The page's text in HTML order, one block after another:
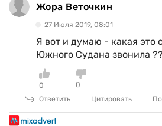
Жора Веточкин
27 Июля 2019, 08:01
Я вот и думаю - какая это
Южного Судана звонила
0
0
Ответить
Цитировать